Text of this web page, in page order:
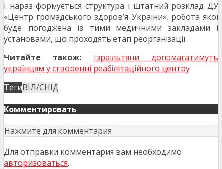
І нараз формується структура і штатний розклад ДУ
«Центр громадського здоров’я України», робота якої
буде погоджена із тими медичними закладами і
установами, що проходять етап реорганізації.
Читайте також: Ізраїльтяни допомагатимуть
українцям у створенні реабілітаційного центру
ТегиВІЛ/СНІД
Комментировать
Нажмите для комментария
Для отправки комментария вам необходимо
авторизоваться.